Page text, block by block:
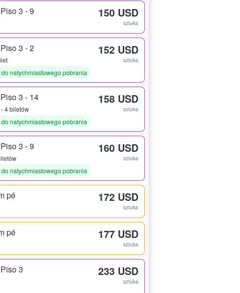
3 - 9 150 USD
sztuka
3 - 2
do natychmiastowego pobrania
152 USD
sztuka
3 - 14
- 4 biletów
do natychmiastowego pobrania
158 USD
sztuka
3 - 9
do natychmiastowego pobrania
160 USD
sztuka
pé 172 USD
sztuka
pé 177 USD
sztuka
3 233 USD
sztuka